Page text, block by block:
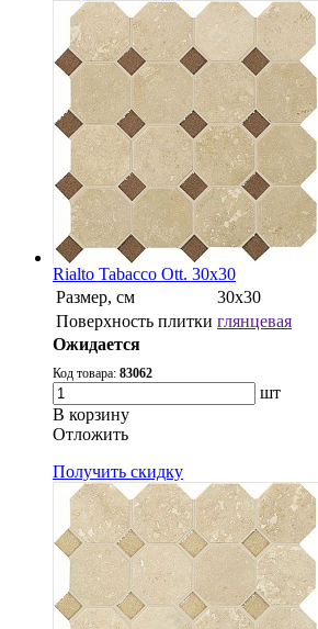
Rialto Tabacco Ott. 30x30
Размер, см
30х30
Поверхность плитки глянцевая
Ожидается
Код товара: 83062
шт
В корзину
Oтложить
Получить скидку